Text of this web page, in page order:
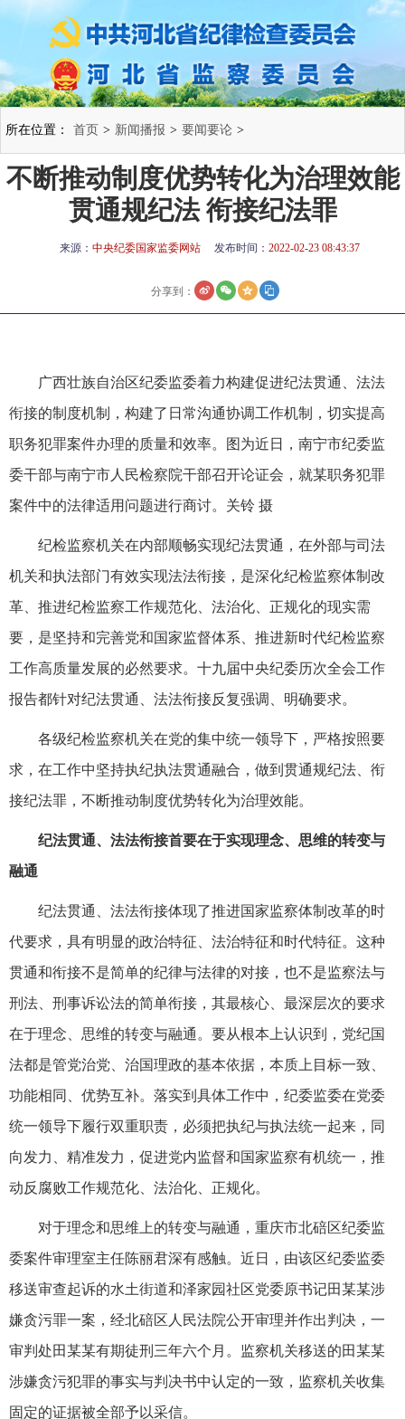
所在位置： 首页 > 新闻播报 > 要闻要论 >
不断推动制度优势转化为治理效能
贯通规纪法 衔接纪法罪
来源： 中央纪委国家监委网站 发布时间： 2022-02-23 08:43:37
分享到：
广西壮族自治区纪委监委着力构建促进纪法贯通、法法
衔接的制度机制，构建了日常沟通协调工作机制，切实提高
职务犯罪案件办理的质量和效率。图为近日，南宁市纪委监
委干部与南宁市人民检察院干部召开论证会，就某职务犯罪
案件中的法律适用问题进行商讨。关铃 摄
纪检监察机关在内部顺畅实现纪法贯通，在外部与司法
机关和执法部门有效实现法法衔接，是深化纪检监察体制改
革、推进纪检监察工作规范化、法治化、正规化的现实需
要，是坚持和完善党和国家监督体系、推进新时代纪检监察
工作高质量发展的必然要求。十九届中央纪委历次全会工作
报告都针对纪法贯通、法法衔接反复强调、明确要求。
各级纪检监察机关在党的集中统一领导下，严格按照要
求，在工作中坚持执纪执法贯通融合，做到贯通规纪法、衔
接纪法罪，不断推动制度优势转化为治理效能。
纪法贯通、法法衔接首要在于实现理念、思维的转变与
融通
纪法贯通、法法衔接体现了推进国家监察体制改革的时
代要求，具有明显的政治特征、法治特征和时代特征。这种
贯通和衔接不是简单的纪律与法律的对接，也不是监察法与
刑法、刑事诉讼法的简单衔接，其最核心、最深层次的要求
在于理念、思维的转变与融通。要从根本上认识到，党纪国
法都是管党治党、治国理政的基本依据，本质上目标一致、
功能相同、优势互补。落实到具体工作中，纪委监委在党委
统一领导下履行双重职责，必须把执纪与执法统一起来，同
向发力、精准发力，促进党内监督和国家监察有机统一，推
动反腐败工作规范化、法治化、正规化。
对于理念和思维上的转变与融通，重庆市北碚区纪委监
委案件审理室主任陈丽君深有感触。近日，由该区纪委监委
移送审查起诉的水土街道和泽家园社区党委原书记田某某涉
嫌贪污罪一案，经北碚区人民法院公开审理并作出判决，一
审判处田某某有期徒刑三年六个月。监察机关移送的田某某
涉嫌贪污犯罪的事实与判决书中认定的一致，监察机关收集
固定的证据被全部予以采信。